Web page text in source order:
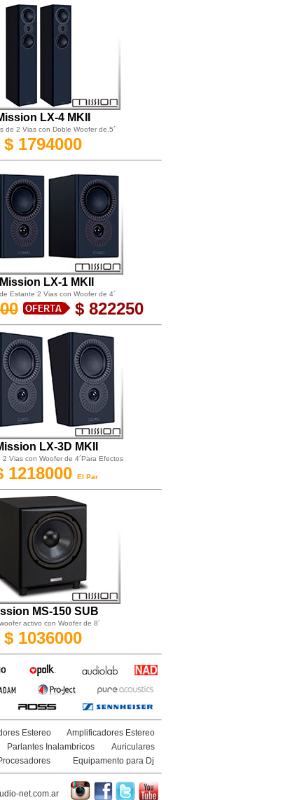
LX-4 MKII
de 2 Vias con Doble Woofer de.5´
$ 1794000
Mission LX-1 MKII
Estante 2 Vias con Woofer de 4´
$ 822250
LX-3D MKII
2 Vias con Woofer de 4´Para Efectos
1218000 El Par
MS-150 SUB
activo con Woofer de 8´
$ 1036000
Estereo
Amplificadores Estereo
Parlantes Inalambricos
Auriculares
Equipamento para Dj
net.com.ar